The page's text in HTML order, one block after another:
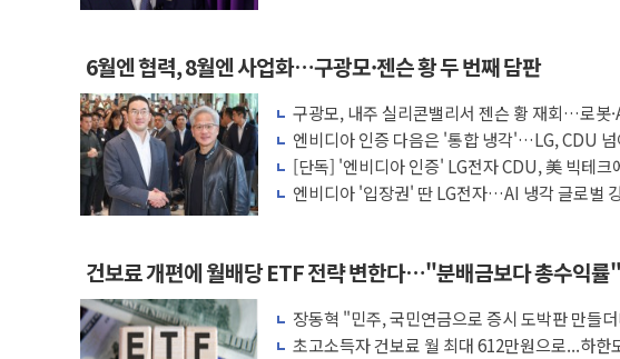
李대통령 "결혼 때문에 손해 보는 일 없게"…'결혼 페널티'
여수 오동도 인근 해상서 모터보트 전복…1명 사망·1명 실
추미애, '위안부' 피해자 기림의 날 참석..."국제적 시민 연
인천 선재도 갯벌서 해루질 중 실종 60대 나흘만에 숨진 채
인천서 말다툼 중 어머니 흉기 살해 10대 아들 체포
'화합' 꺼낸 김민석에 '뻔뻔' 받아친 정청래…제주 연설서
6월엔 협력, 8월엔 사업화…구광모·젠슨 황 두 번째 담판
구광모, 내주 실리콘밸리서 젠슨 황 재회…로봇
모빌리티 구체화
엔비디아 인증 다음은 '통합 냉각'…LG, CDU 넘
는다
[단독] '엔비디아 인증' LG전자 CDU, 美 빅테크
엔비디아 '입장권' 딴 LG전자…AI 냉각 글로벌
건보료 개편에 월배당 ETF 전략 변한다…"분배금보다 총수익률"
장동혁 "민주, 국민연금으로 증시 도박판 만들
차릴 판"
초고소득자 건보료 월 최대 612만원으로...하한